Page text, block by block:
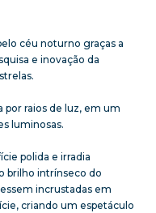
céu noturno graças a
e inovação da
por raios de luz, em um
luminosas.
polida e irradia
brilho intrínseco do
incrustadas em
criando um espetáculo